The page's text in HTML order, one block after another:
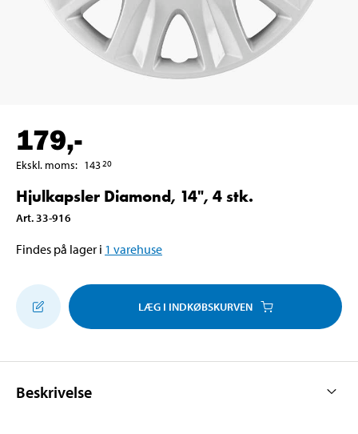
179,-
Ekskl. moms: 14320
Hjulkapsler Diamond, 14", 4 stk.
Art. 33-916
Findes på lager i 1 varehuse
LÆG I INDKØBSKURVEN
Beskrivelse